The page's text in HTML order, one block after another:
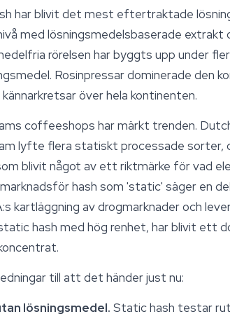
har blivit det mest eftertraktade
med lösningsmedelsbaserade
rörelsen har byggts upp under
Rosinpressar dominerade den
över hela kontinenten.
coffeeshops har märkt trenden.
lyfte flera statiskt processade sorter,
blivit något av ett riktmärke för vad
hash som 'static' säger en
kartläggning av drogmarknader och
hash med hög renhet, har blivit ett
till att det händer just nu:
lösningsmedel. Static hash testar